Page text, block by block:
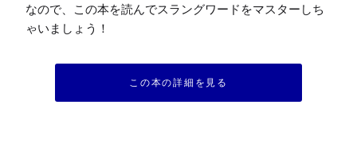
なので、この本を読んでスラングワードをマスターしち
ゃいましょう！
この本の詳細を見る